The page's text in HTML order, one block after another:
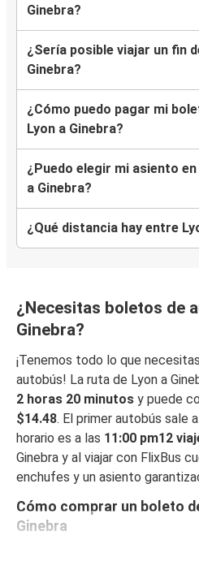
Ginebra?
¿Sería posible viajar un fin
Ginebra?
¿Cómo puedo pagar mi
Lyon a Ginebra?
¿Puedo elegir mi asiento
a Ginebra?
¿Qué distancia hay entre
¿Necesitas boletos de
Ginebra?
¡Tenemos todo lo que
autobús! La ruta de Lyon a
2 horas 20 minutos y puede
$14.48. El primer autobús sale
horario es a las 11:00 pm12
Ginebra y al viajar con FlixBus
enchufes y un asiento
Cómo comprar un boleto
Ginebra